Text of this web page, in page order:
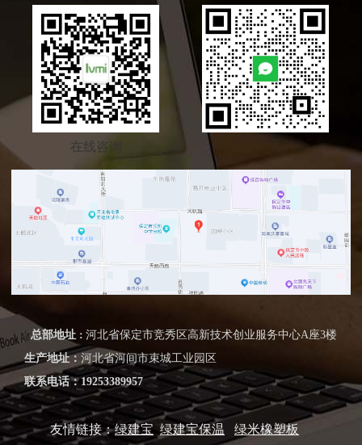
在线咨询
总部地址： 河北省保定市竞秀区高新技术创业服务中心A座3楼
生产地址： 河北省河间市束城工业园区
联系电话：19253389957
友情链接：绿建宝 绿建宝保温 绿米橡塑板